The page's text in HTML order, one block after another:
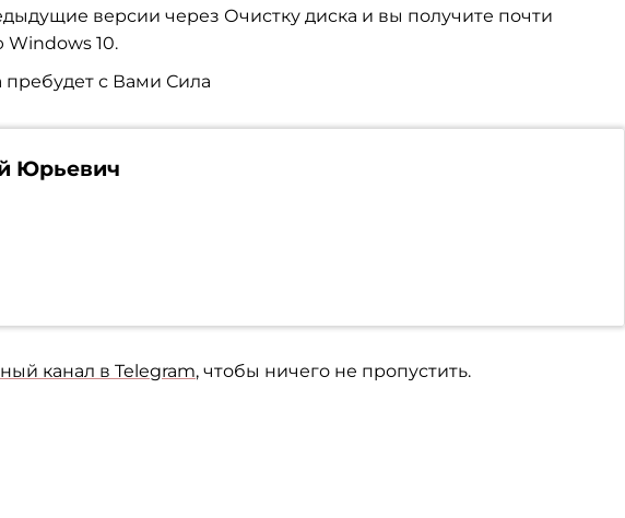
версии через Очистку диска и вы получите почти
Windows 10.
с Вами Сила
Юрьевич
канал в Telegram, чтобы ничего не пропустить.